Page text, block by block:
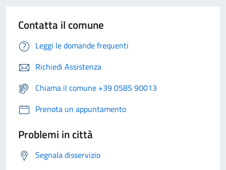
Contatta il comune
Leggi le domande frequenti
Richiedi Assistenza
Chiama il comune +39 0585 90013
Prenota un appuntamento
Problemi in città
Segnala disservizio